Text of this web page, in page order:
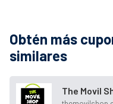
Obtén más
similares
The Movil